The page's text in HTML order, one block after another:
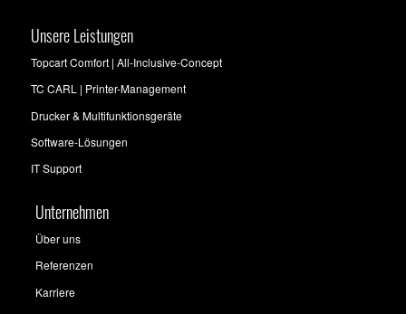
Unsere Leistungen
Topcart Comfort | All-Inclusive-Concept
TC CARL | Printer-Management
Drucker & Multifunktionsgeräte
Software-Lösungen
IT Support
Unternehmen
Über uns
Referenzen
Karriere